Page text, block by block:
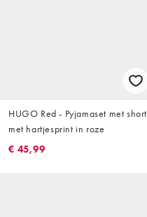
HUGO Red - Pyjamaset met short
met hartjesprint in roze
€ 45,99